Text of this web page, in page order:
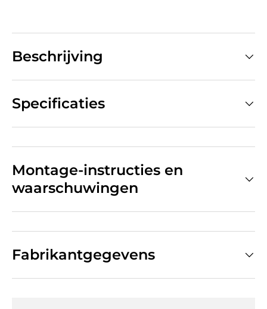
Beschrijving
Specificaties
Montage-instructies en
waarschuwingen
Fabrikantgegevens